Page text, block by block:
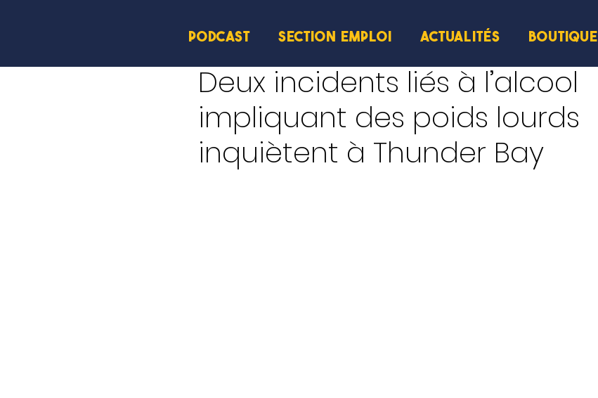
PODCAST SECTION EMPLOI ACTUALITÉS BOUTIQUE
Deux incidents liés à l’alcool
impliquant des poids lourds
inquiètent à Thunder Bay